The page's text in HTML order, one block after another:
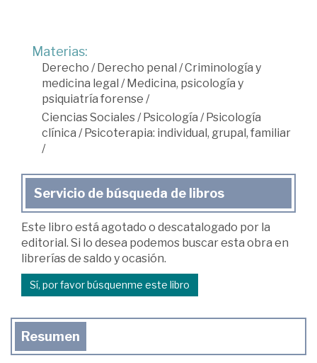
Materias:
Derecho /Derecho penal /Criminología y
medicina legal /Medicina, psicología y
psiquiatría forense /
Ciencias Sociales/Psicología /Psicología
clínica /Psicoterapia: individual, grupal, familiar
/
Servicio de búsqueda de libros
Este libro está agotado o descatalogado por la
editorial. Si lo desea podemos buscar esta obra en
librerías de saldo y ocasión.
Sí, por favor búsquenme este libro
Resumen